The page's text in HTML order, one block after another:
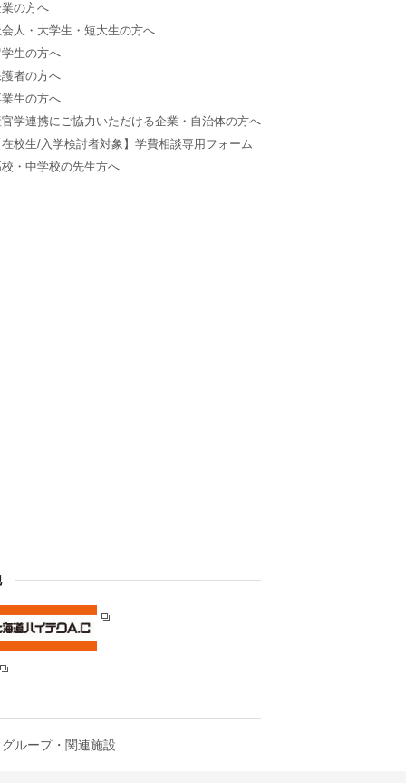
の方へ
人・大学生・短大生の方へ
生の方へ
者の方へ
生の方へ
学連携にご協力いただける企業・自治体の方へ
校生/入学検討者対象】学費相談専用フォーム
・中学校の先生方へ
グループ・関連施設